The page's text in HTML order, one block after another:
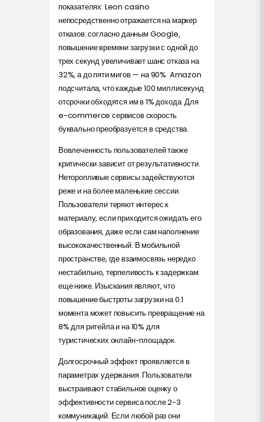
показателях. Leon casino
непосредственно отражается на маркер
отказов: согласно данным Google,
повышение времени загрузки с одной до
трех секунд увеличивает шанс отказа на
32%, а до пяти мигов — на 90%. Amazon
подсчитала, что каждые 100 миллисекунд
отсрочки обходятся им в 1% дохода. Для
e-commerce сервисов скорость
буквально преобразуется в средства.
Вовлеченность пользователей также
критически зависит от результативности.
Неторопливые сервисы задействуются
реже и на более маленькие сессии.
Пользователи теряют интерес к
материалу, если приходится ожидать его
образования, даже если сам наполнение
высококачественный. В мобильной
пространстве, где взаимосвязь нередко
нестабильно, терпеливость к задержкам
еще ниже. Изыскания являют, что
повышение быстроты загрузки на 0.1
момента может повысить превращение на
8% для ритейла и на 10% для
туристических онлайн-площадок.
Долгосрочный эффект проявляется в
параметрах удержания. Пользователи
выстраивают стабильное оценку о
эффективности сервиса после 2-3
коммуникаций. Если любой раз они